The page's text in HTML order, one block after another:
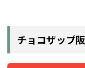
チョコザップ